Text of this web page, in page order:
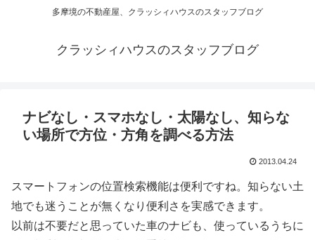
多摩境の不動産屋、クラッシィハウスのスタッフブログ
クラッシィハウスのスタッフブログ
ナビなし・スマホなし・太陽なし、知らな
い場所で方位・方角を調べる方法
2013.04.24
スマートフォンの位置検索機能は便利ですね。知らない土
地でも迷うことが無くなり便利さを実感できます。
以前は不要だと思っていた車のナビも、使っているうちに